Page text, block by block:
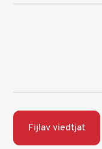
Fijlav viedtjat